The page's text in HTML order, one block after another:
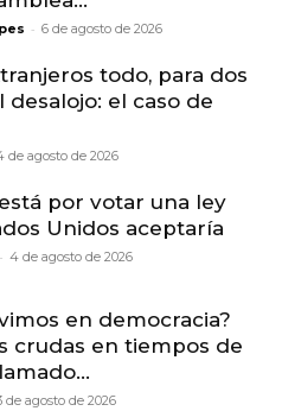
- 6 de agosto de 2026
todo, para dos
desalojo: el caso de
de agosto de 2026
por votar una ley
Unidos aceptaría
- 4 de agosto de 2026
en democracia?
crudas en tiempos de
de agosto de 2026